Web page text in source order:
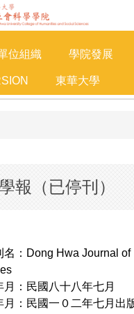
位組織 學院發展
東華大學
報（已停刊）
名：Dong Hwa Journal of
月：民國八十八年七月
月：民國一０二年七月出